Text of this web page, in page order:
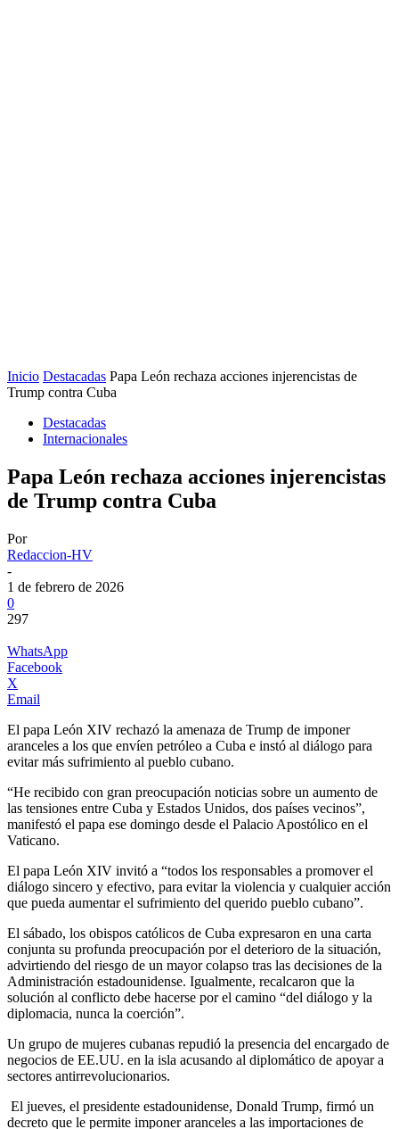
Inicio Destacadas Papa León rechaza acciones injerencistas de
Trump contra Cuba
Destacadas
Internacionales
Papa León rechaza acciones injerencistas
de Trump contra Cuba
Por
Redaccion-HV
-
1 de febrero de 2026
0
297
WhatsApp
Facebook
X
Email
El papa León XIV rechazó la amenaza de Trump de imponer
aranceles a los que envíen petróleo a Cuba e instó al diálogo para
evitar más sufrimiento al pueblo cubano.
“He recibido con gran preocupación noticias sobre un aumento de
las tensiones entre Cuba y Estados Unidos, dos países vecinos”,
manifestó el papa ese domingo desde el Palacio Apostólico en el
Vaticano.
El papa León XIV invitó a “todos los responsables a promover el
diálogo sincero y efectivo, para evitar la violencia y cualquier acción
que pueda aumentar el sufrimiento del querido pueblo cubano”.
El sábado, los obispos católicos de Cuba expresaron en una carta
conjunta su profunda preocupación por el deterioro de la situación,
advirtiendo del riesgo de un mayor colapso tras las decisiones de la
Administración estadounidense. Igualmente, recalcaron que la
solución al conflicto debe hacerse por el camino “del diálogo y la
diplomacia, nunca la coerción”.
Un grupo de mujeres cubanas repudió la presencia del encargado de
negocios de EE.UU. en la isla acusando al diplomático de apoyar a
sectores antirrevolucionarios.
El jueves, el presidente estadounidense, Donald Trump, firmó un
decreto que le permite imponer aranceles a las importaciones de